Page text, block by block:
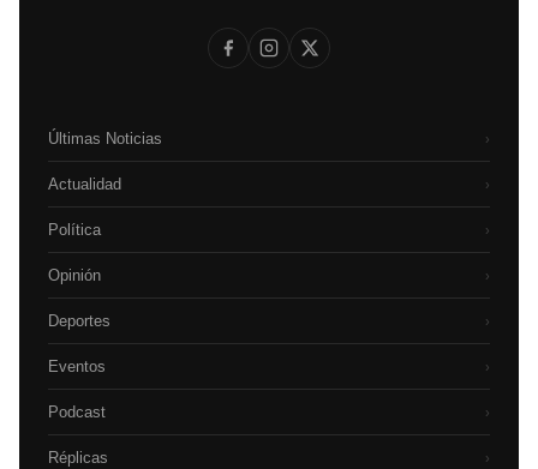
Últimas Noticias ›
Actualidad ›
Política ›
Opinión ›
Deportes ›
Eventos ›
Podcast ›
Réplicas ›